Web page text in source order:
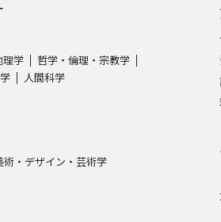
内容や特徴を調べる
・学科特集
国際・グローバルに強
ス特集
奨学金・特待生制度特集
特集ページ（高2生用）
ページ
ンパスなどを調べる
理学
哲学・倫理・宗教学
人間科学
術・デザイン・芸術学